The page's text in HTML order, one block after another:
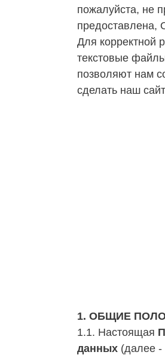
пожалуйста, не
предоставлена,
Для
текстовые
позволяют нам
сделать наш
1. ОБЩИЕ
1.1. Настоящая
данных (далее -